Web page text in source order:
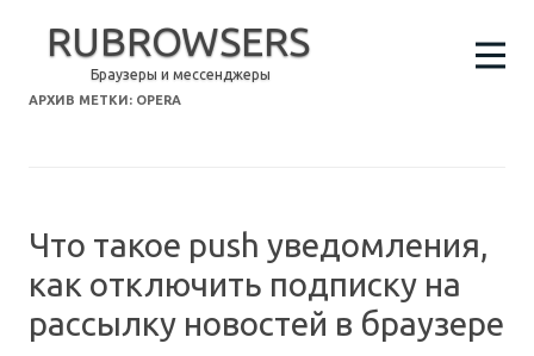
RUBROWSERS
Браузеры и мессенджеры
АРХИВ МЕТКИ: OPERA
Что такое push уведомления,
как отключить подписку на
рассылку новостей в браузере